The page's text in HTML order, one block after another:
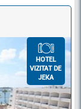
HOTEL
VIZITAT DE
JEKA